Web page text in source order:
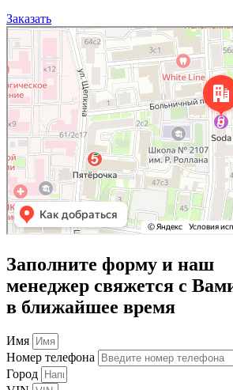
Заказать
Москва
Улица Гиляровского, 50 на карте Москвы, ближайшее
Заполните форму и наш
менеджер свяжется с
в ближайшее время
Имя
Номер телефона
Город